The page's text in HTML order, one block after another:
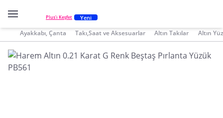
Plus'ı Keşfet Yeni
Ayakkabı, Çanta Takı,Saat ve Aksesuarlar Altın Takılar Altın